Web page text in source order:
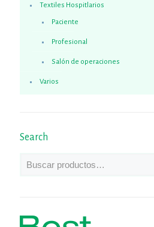
Textiles Hospitlarios
Paciente
Profesional
Salón de operaciones
Varios
Search